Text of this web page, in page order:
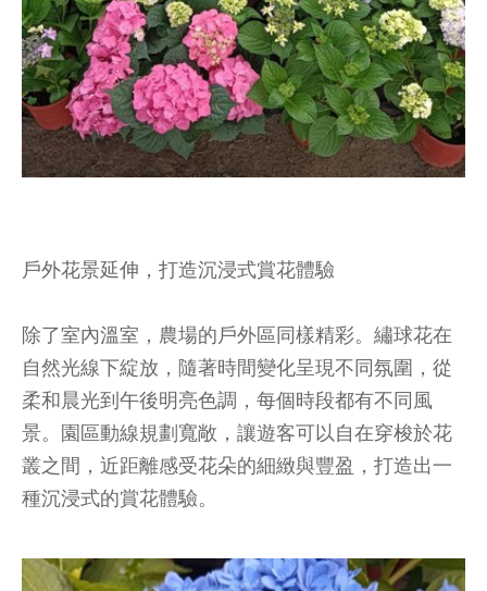
戶外花景延伸，打造沉浸式賞花體驗
除了室內溫室，農場的戶外區同樣精彩。繡球花在
自然光線下綻放，隨著時間變化呈現不同氛圍，從
柔和晨光到午後明亮色調，每個時段都有不同風
景。園區動線規劃寬敞，讓遊客可以自在穿梭於花
叢之間，近距離感受花朵的細緻與豐盈，打造出一
種沉浸式的賞花體驗。